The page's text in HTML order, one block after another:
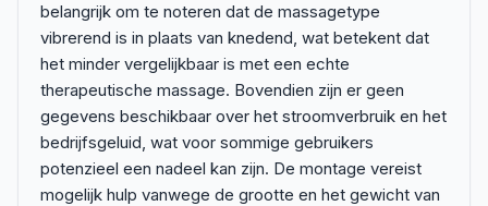
belangrijk om te noteren dat de massagetype
vibrerend is in plaats van knedend, wat betekent dat
het minder vergelijkbaar is met een echte
therapeutische massage. Bovendien zijn er geen
gegevens beschikbaar over het stroomverbruik en het
bedrijfsgeluid, wat voor sommige gebruikers
potenzieel een nadeel kan zijn. De montage vereist
mogelijk hulp vanwege de grootte en het gewicht van